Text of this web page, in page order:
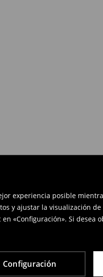
experiencia posible
y ajustar la visualización
«Configuración». Si desea
Configuración